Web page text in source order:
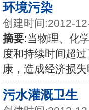
环境污染
创建时间:2012-
摘要:当物理、化
度和持续时间超
康，造成经济损
污水灌溉卫生